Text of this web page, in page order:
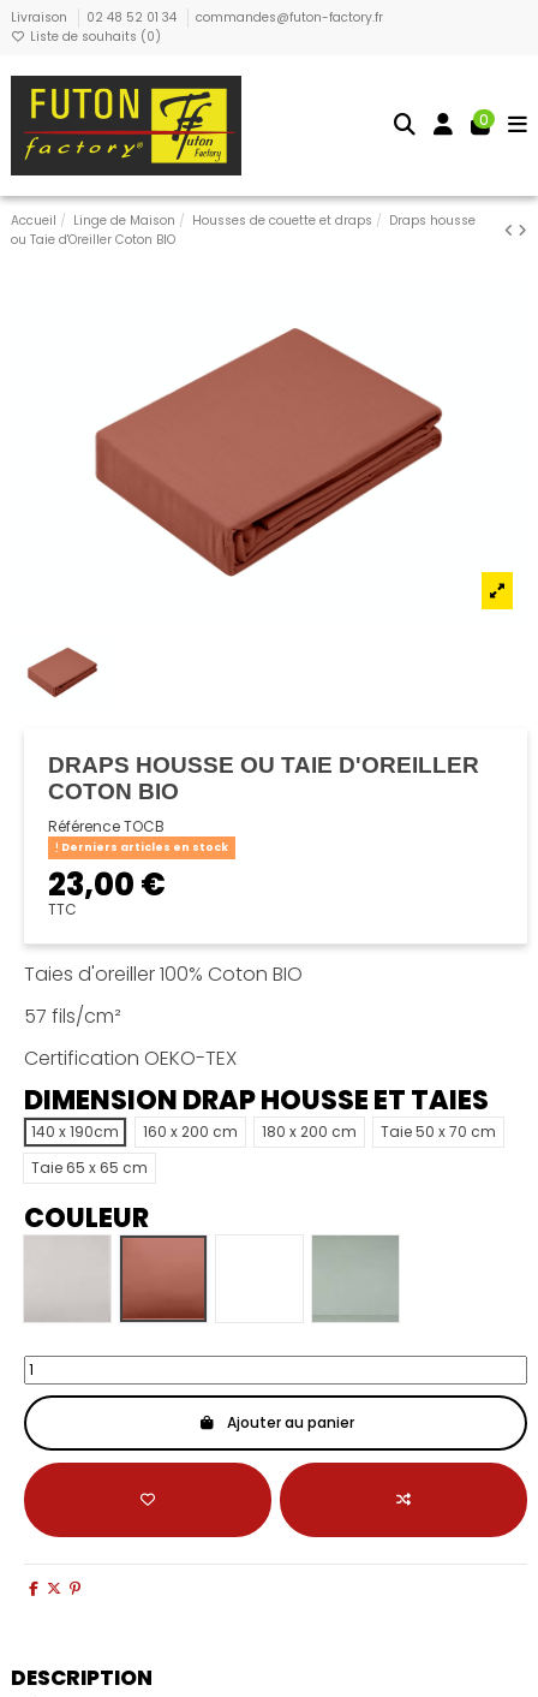
Livraison 02 48 52 01 34
commandes@futon-factory.fr
Liste de souhaits (0)
0
Accueil Linge de Maison Housses de couette et draps
Draps housse
ou Taie d'Oreiller Coton BIO
DRAPS HOUSSE OU TAIE D'OREILLER
COTON BIO
RéférenceTOCB
Derniers articles en stock
23,00 €
TTC
Taies d'oreiller 100% Coton BIO
57 fils/cm²
Certification OEKO-TEX
DIMENSION DRAP HOUSSE ET TAIES
140 x 190cm 160 x 200 cm 180 x 200 cm
Taie 50 x 70 cm
Taie 65 x 65 cm
COULEUR
Ajouter au panier
DESCRIPTION